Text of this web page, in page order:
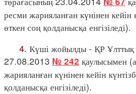
ресми жарияланған күнінен кейін
өткен соң қолданысқа енгізіледі).
4. Күші жойылды - ҚР Ұлттық
27.08.2013 № 242 қаулысымен
жарияланған күнінен кейін
қолданысқа енгізіледі).